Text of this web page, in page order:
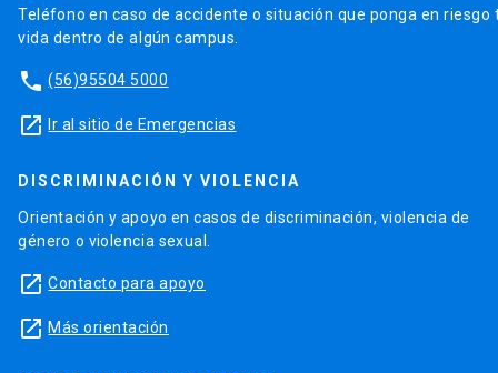
Teléfono en caso de accidente o situación que ponga en riesgo
vida dentro de algún campus.
phone (56)95504 5000
launch Ir al sitio de Emergencias
DISCRIMINACIÓN Y VIOLENCIA
Orientación y apoyo en casos de discriminación, violencia de
género o violencia sexual.
launch Contacto para apoyo
launch Más orientación